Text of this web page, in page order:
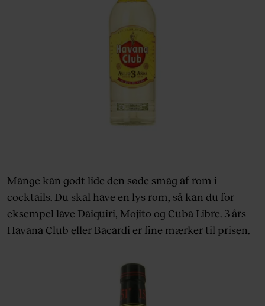
Mange kan godt lide den søde smag af rom i
cocktails. Du skal have en lys rom, så kan du for
eksempel lave Daiquiri, Mojito og Cuba Libre. 3 års
Havana Club eller Bacardi er fine mærker til prisen.